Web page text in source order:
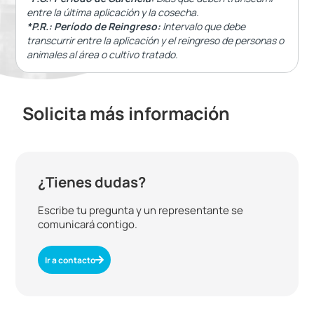
entre la última aplicación y la cosecha.
*P.R.: Período de Reingreso: Intervalo que debe
transcurrir entre la aplicación y el reingreso de personas o
animales al área o cultivo tratado.
Solicita más información
¿Tienes dudas?
Escribe tu pregunta y un representante se
comunicará contigo.
Ir a contacto